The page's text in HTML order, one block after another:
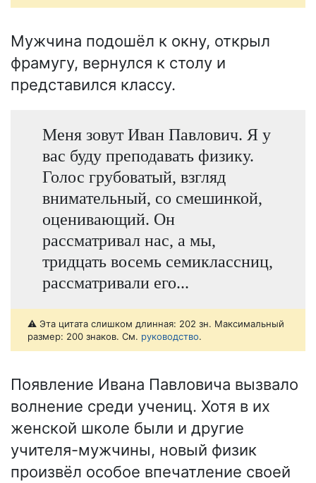
Мужчина подошёл к окну, открыл
фрамугу, вернулся к столу и
представился классу.
Меня зовут Иван Павлович. Я у
вас буду преподавать физику.
Голос грубоватый, взгляд
внимательный, со смешинкой,
оценивающий. Он
рассматривал нас, а мы,
тридцать восемь семиклассниц,
рассматривали его...
⚠️ Эта цитата слишком длинная: 202 зн. Максимальный
размер: 200 знаков. См. руководство.
Появление Ивана Павловича вызвало
волнение среди учениц. Хотя в их
женской школе были и другие
учителя-мужчины, новый физик
произвёл особое впечатление своей